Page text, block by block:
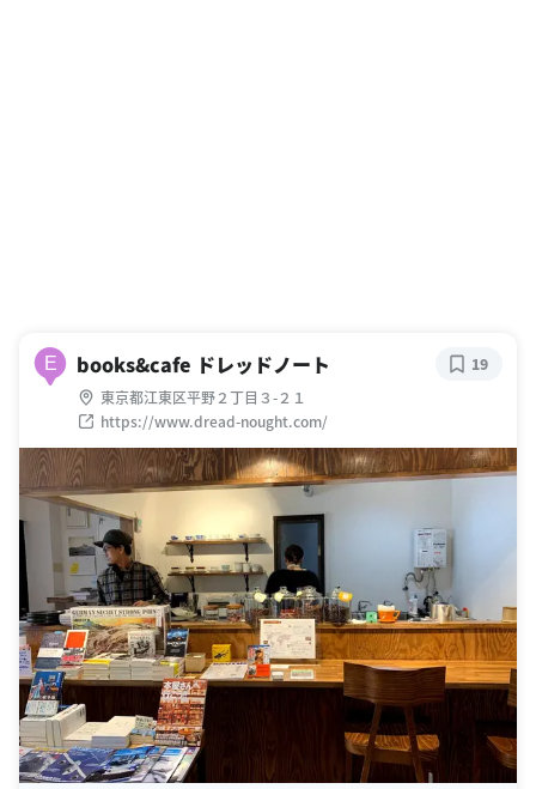
E books&cafe ドレッドノート
東京都江東区平野２丁目３-２１
https://www.dread-nought.com/
19